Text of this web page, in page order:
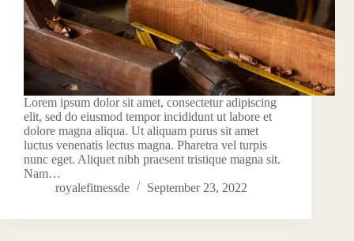
Lorem ipsum dolor sit amet, consectetur adipiscing
elit, sed do eiusmod tempor incididunt ut labore et
dolore magna aliqua. Ut aliquam purus sit amet
luctus venenatis lectus magna. Pharetra vel turpis
nunc eget. Aliquet nibh praesent tristique magna sit.
Nam…
royalefitnessde
September 23, 2022